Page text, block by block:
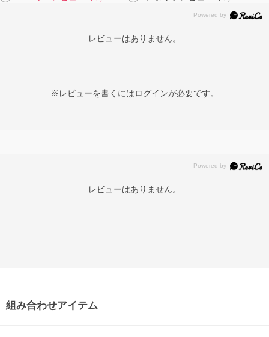
レビューはありません。
※レビューを書くにはログインが必要です。
レビューはありません。
組み合わせアイテム